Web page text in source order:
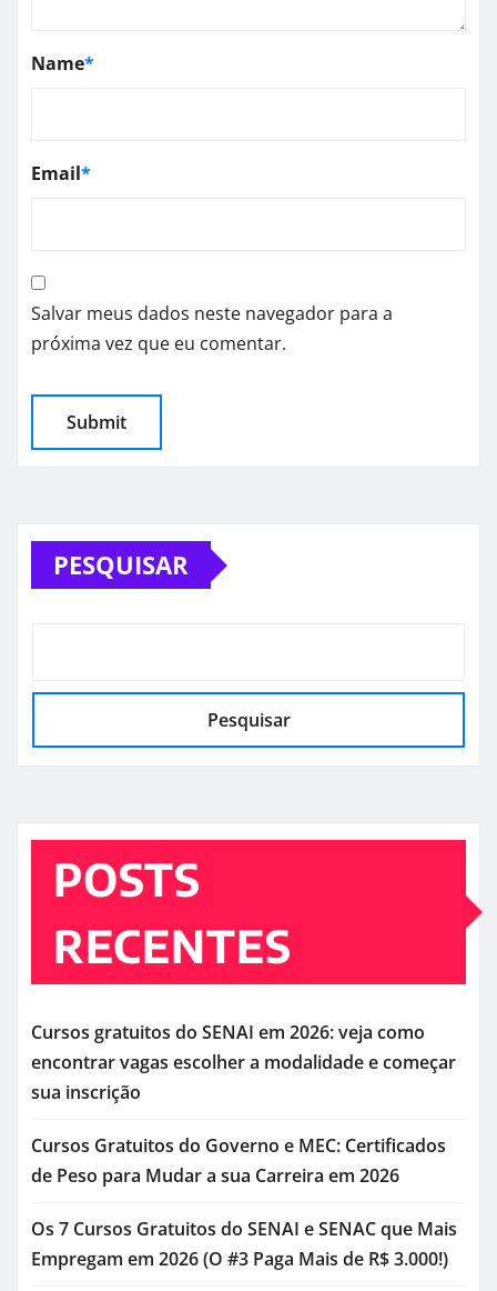
Name*
Email*
Salvar meus dados neste navegador para a
próxima vez que eu comentar.
PESQUISAR
Pesquisar
POSTS
RECENTES
Cursos gratuitos do SENAI em 2026: veja como
encontrar vagas escolher a modalidade e começar
sua inscrição
Cursos Gratuitos do Governo e MEC: Certificados
de Peso para Mudar a sua Carreira em 2026
Os 7 Cursos Gratuitos do SENAI e SENAC que Mais
Empregam em 2026 (O #3 Paga Mais de R$ 3.000!)